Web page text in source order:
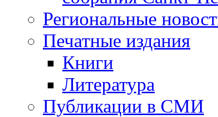
Региональные
Печатные издания
Книги
Литература
Публикации в СМИ